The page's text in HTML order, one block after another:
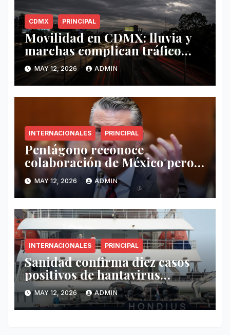
CDMX PRINCIPAL
Movilidad en CDMX: lluvia y
marchas complican tráfico
este 12 de mayo
MAY 12, 2026 ADMIN
INTERNACIONALES PRINCIPAL
Pentágono reconoce
colaboración de México pero
exige mayor operatividad
antidrogas
MAY 12, 2026 ADMIN
INTERNACIONALES PRINCIPAL
Sanidad confirma diez casos
positivos de hantavirus
vinculados al crucero MV
Hondius
MAY 12, 2026 ADMIN